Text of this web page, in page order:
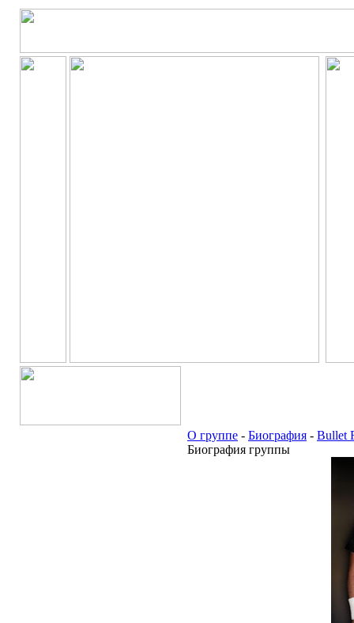
О группе - Биография - Bullet
Биография группы